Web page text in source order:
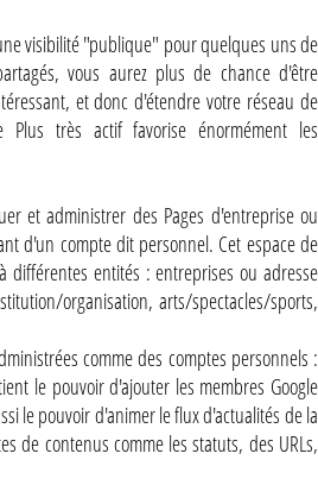
visibilité "publique" pour quelques uns de
vous aurez plus de chance d'être
et donc d'étendre votre réseau de
Plus très actif favorise énormément les
et administrer des Pages d'entreprise ou
d'un compte dit personnel. Cet espace de
différentes entités : entreprises ou adresse
organisation, arts/spectacles/sports,
comme des comptes personnels :
le pouvoir d'ajouter les membres Google
le pouvoir d'animer le flux d'actualités de la
de contenus comme les statuts, des URLs,